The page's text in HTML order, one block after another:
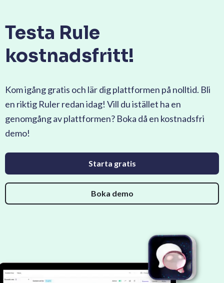
Testa Rule
kostnadsfritt!
Kom igång gratis och lär dig plattformen på nolltid. Bli
en riktig Ruler redan idag! Vill du istället ha en
genomgång av plattformen? Boka då en kostnadsfri
demo!
Starta gratis
Boka demo